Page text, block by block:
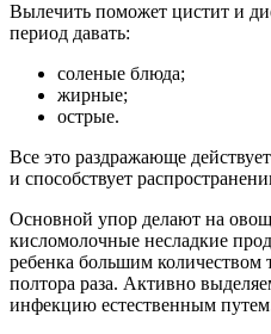
Вылечить поможет цистит и
период давать:
соленые блюда;
жирные;
острые.
Все это раздражающе
и способствует
Основной упор делают на
кисломолочные несладкие
ребенка большим количеством
полтора раза. Активно
инфекцию естественным